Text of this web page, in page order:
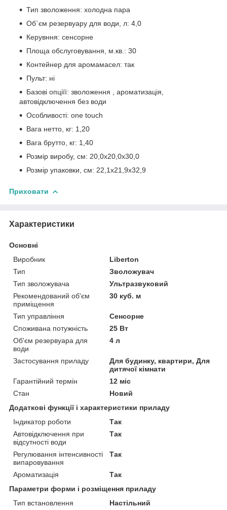
Тип зволоження: холодна пара
Об`єм резервуару для води, л: 4,0
Керувння: сенсорне
Площа обслуговування, м.кв.: 30
Контейнер для аромамасел: так
Пульт: ні
Базові опціїї: зволоження , ароматизація,
автовідключення без води
Особливості: one touch
Вага нетто, кг: 1,20
Вага брутто, кг: 1,40
Розмір виробу, см: 20,0x20,0x30,0
Розмір упаковки, см: 22,1x21,9x32,9
Приховати
Характеристики
Основні
Виробник
Liberton
Тип
Зволожувач
Тип зволожувача
Ультразвуковий
Рекомендований об'єм
приміщення
30 куб. м
Тип управління
Сенсорне
Споживана потужність
25 Вт
Об'єм резервуара для
води
4 л
Застосування приладу
Для будинку, квартири, Для
дитячої кімнати
Гарантійний термін
12 міс
Стан
Новий
Додаткові функції і характеристики приладу
Індикатор роботи
Так
Автовідключення при
відсутності води
Так
Регулювання інтенсивності
випаровування
Так
Ароматизація
Так
Параметри форми і розміщення приладу
Тип встановлення
Настільний